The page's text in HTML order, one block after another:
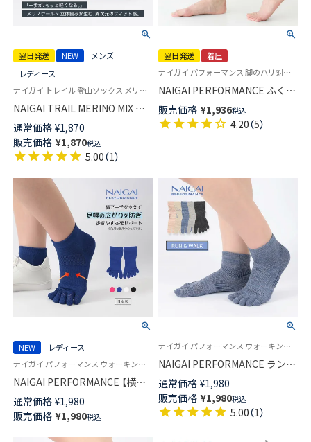
翌日発送 NEW
メンズ
レディース
ナイガイ トレイル 登山ソックス メリノウール混 送料無料 ユニセックス
NAIGAI TRAIL MERINO MIX メ
リノウール18％ 5本指 スポーツ
ソックス アーチフィットサポー
ト メッシュ＆足底滑り止め付
ショート丈 メンズ レディース
通常価格 ¥1,870
販売価格 ¥1,870税込
5.00（1）
翌日発送
着圧
ナイガイ パフォーマンス 脚のハリ対策立ち仕事・よく歩く日に 旅行 出張 ウォーキング ランニング マラソン 着圧 弾性ストッキング 弾性 加圧 ゲーター
NAIGAI PERFORMANCE ふくら
はぎサポーター ゲイター 段階
サポート 足口23hPa 足首30hPa
着圧ソックス 吸水速乾 メンズ
販売価格 ¥1,936税込
4.20（5）
NEW
レディース
ナイガイ パフォーマンス ウォーキング ランニング スポーツ 女性 婦人 靴下
NAIGAI PERFORMANCE 【横ア
ーチサポートソックス】 5本指
ショート丈 3Dセパレート 消臭
糸使用 レディース 日本製
03050110
通常価格 ¥1,980
販売価格 ¥1,980税込
ナイガイ パフォーマンス ウォーキング ランニング スポーツ 5本指 婦人 靴下
NAIGAI PERFORMANCE ラン＆
ウォーク 5本指メランジショー
ト丈ソックス 3Dセパレートア
ーチフィット レディース
03050108
通常価格 ¥1,980
販売価格 ¥1,980税込
5.00（1）